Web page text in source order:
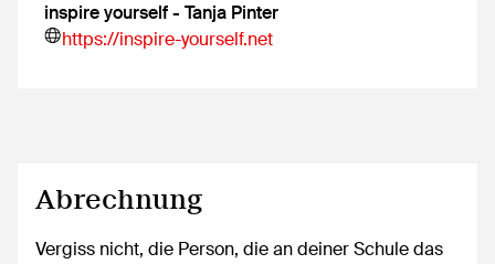
inspire yourself - Tanja Pinter
https://inspire-yourself.net
Abrechnung
Vergiss nicht, die Person, die an deiner Schule das